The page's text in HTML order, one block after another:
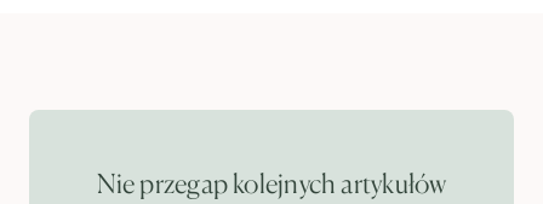
Nie przegap kolejnych artykułów